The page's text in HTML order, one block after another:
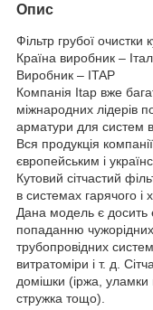
Опис
Фільтр грубої очистки
Країна виробник –
Виробник – ITAP
Компанія Itap вже
міжнародних лідерів
арматури для систем
Вся продукція
європейським і
Кутовий сітчастий
в системах гарячого
Дана модель є
попаданню
трубопровідних
витратоміри і т. д.
домішки (іржа,
стружка тощо).